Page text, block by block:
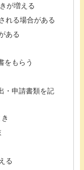
が増える
れる場合がある
ある
をもらう
・申請書類を記
る